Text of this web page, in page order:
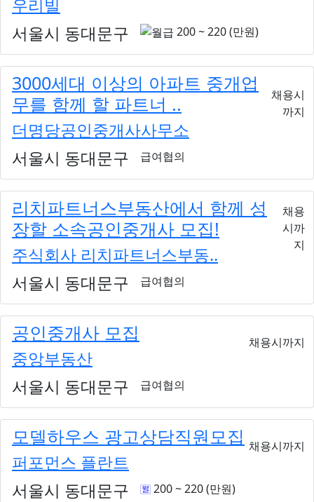
우리빌
서울시 동대문구
200 ~ 220 (만원)
3000세대 이상의 아파트 중개업
무를 함께 할 파트너 ..
더명당공인중개사사무소
채용시
까지
서울시 동대문구 급여협의
리치파트너스부동산에서 함께 성
장할 소속공인중개사 모집!
주식회사 리치파트너스부동..
채용
시까
지
서울시 동대문구 급여협의
공인중개사 모집
중앙부동산
채용시까지
서울시 동대문구 급여협의
모델하우스 광고상담직원모집
퍼포먼스 플란트
채용시까지
서울시 동대문구 200 ~ 220 (만원)